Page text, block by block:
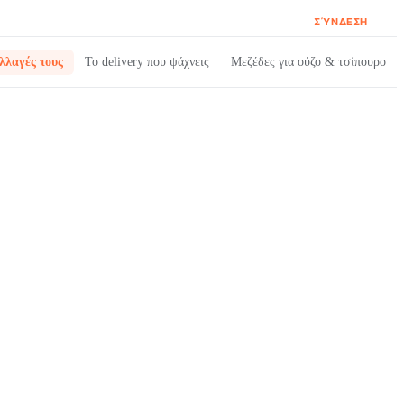
ΣΎΝΔΕΣΗ
τους Το delivery που ψάχνεις Μεζέδες για ούζο & τσίπουρο